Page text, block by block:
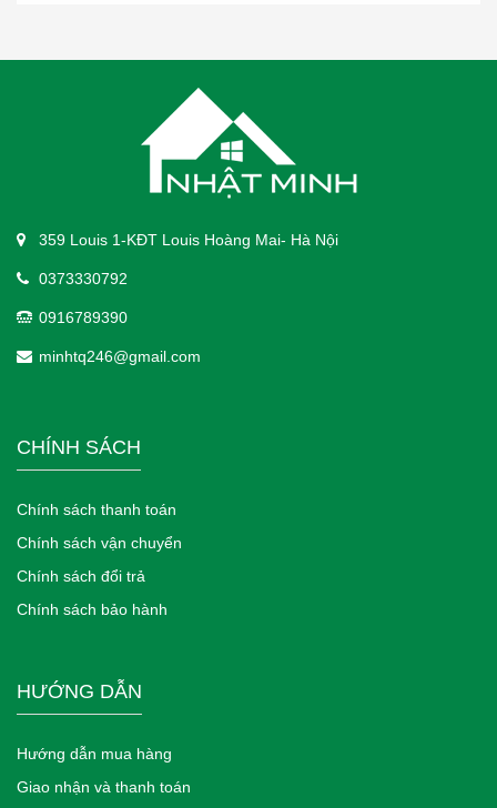
359 Louis 1-KĐT Louis Hoàng Mai- Hà Nội
0373330792
0916789390
minhtq246@gmail.com
CHÍNH SÁCH
Chính sách thanh toán
Chính sách vận chuyển
Chính sách đổi trả
Chính sách bảo hành
HƯỚNG DẪN
Hướng dẫn mua hàng
Giao nhận và thanh toán